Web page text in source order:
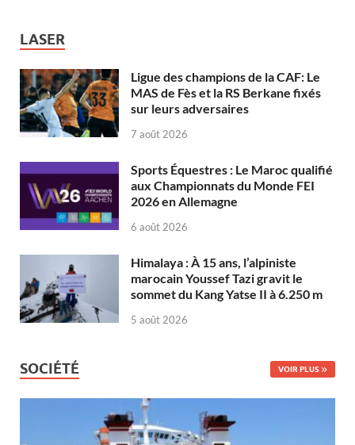
LASER
Ligue des champions de la CAF: Le
MAS de Fès et la RS Berkane fixés
sur leurs adversaires
7 août 2026
Sports Équestres : Le Maroc qualifié
aux Championnats du Monde FEI
2026 en Allemagne
6 août 2026
Himalaya : À 15 ans, l’alpiniste
marocain Youssef Tazi gravit le
sommet du Kang Yatse II à 6.250 m
5 août 2026
SOCIÉTÉ VOIR PLUS